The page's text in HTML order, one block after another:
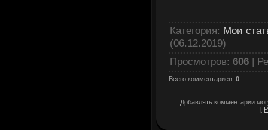
Категория: Мои
(06.12.2019)
Просмотров: 606 |
Всего комментариев: 0
Добавлять комментарии
[